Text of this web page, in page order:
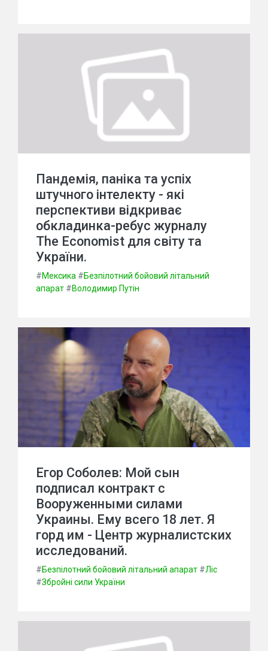
Пандемія, паніка та успіх
штучного інтелекту - які
перспективи відкриває
обкладинка-ребус журналу
The Economist для світу та
України.
#Мексика #Безпілотний бойовий літальний
апарат #Володимир Путін
Егор Соболев: Мой сын
подписал контракт с
Вооруженными силами
Украины. Ему всего 18 лет. Я
горд им - Центр журналистских
исследований.
#Безпілотний бойовий літальний апарат #Ліс
#Збройні сили України